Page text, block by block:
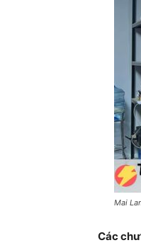
Mai
Các